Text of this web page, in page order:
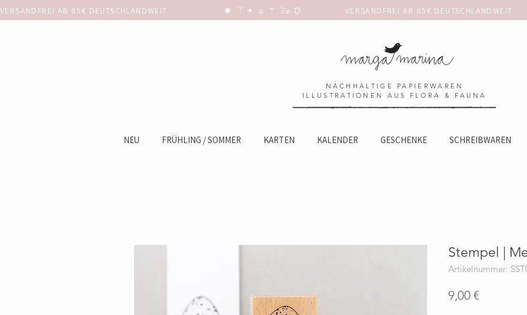
VERSANDFREI AB 65€ DEUTSCHLANDWEIT                      ✺  𓋼 ✦ ☼ ⚚ 𓃥 Ϙ
NACHHALTIGE PAPIERWAREN
ILLUSTRATIONEN AUS FLORA & FAUNA
NEU FRÜHLING / SOMMER KARTEN KALENDER GESCHENKE SCHREIBWAREN
Stempel |
Artikelnummer:
9,00 €